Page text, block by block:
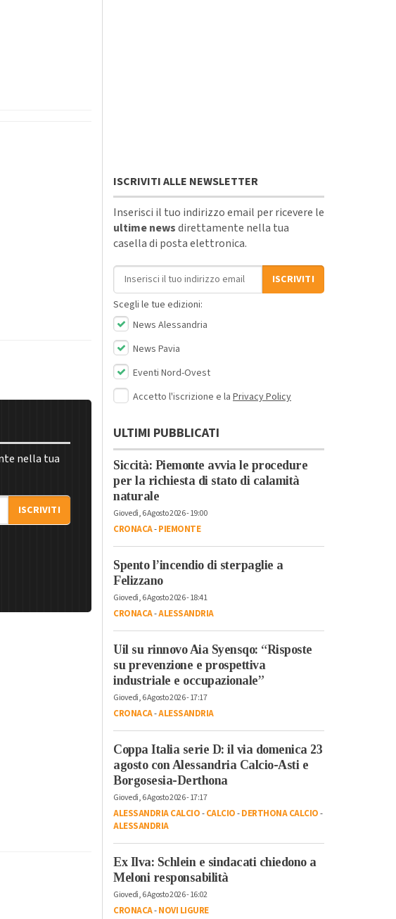
nella tua
ISCRIVITI
ISCRIVITI ALLE NEWSLETTER
Inserisci il tuo indirizzo email per ricevere le
ultime newsdirettamente nella tua
casella di posta elettronica.
Indirizzo email
ISCRIVITI
Scegli le tue edizioni:
News Alessandria
News Pavia
Eventi Nord-Ovest
Accetto l'iscrizione e la Privacy Policy
ULTIMI PUBBLICATI
Siccità: Piemonte avvia le procedure
per la richiesta di stato di calamità
naturale
Giovedì, 6 Agosto 2026 - 19:00
CRONACA-PIEMONTE
Spento l’incendio di sterpaglie a
Felizzano
Giovedì, 6 Agosto 2026 - 18:41
CRONACA-ALESSANDRIA
Uil su rinnovo Aia Syensqo: “Risposte
su prevenzione e prospettiva
industriale e occupazionale”
Giovedì, 6 Agosto 2026 - 17:17
CRONACA-ALESSANDRIA
Coppa Italia serie D: il via domenica 23
agosto con Alessandria Calcio-Asti e
Borgosesia-Derthona
Giovedì, 6 Agosto 2026 - 17:17
ALESSANDRIA CALCIO-CALCIO-DERTHONA CALCIO-
ALESSANDRIA
Ex Ilva: Schlein e sindacati chiedono a
Meloni responsabilità
Giovedì, 6 Agosto 2026 - 16:02
CRONACA-NOVI LIGURE